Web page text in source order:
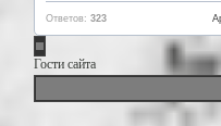
Ответов: 323
Гости сайта